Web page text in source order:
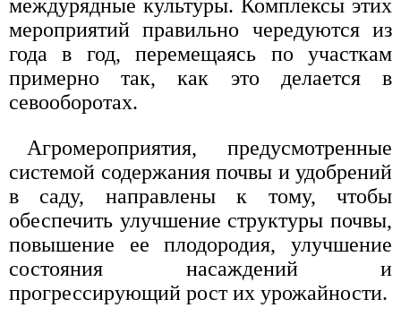
междурядные культуры. Комплексы этих
мероприятий правильно чередуются из
года в год, перемещаясь по участкам
примерно так, как это делается в
севооборотах.
Агромероприятия, предусмотренные
системой содержания почвы и удобрений
в саду, направлены к тому, чтобы
обеспечить улучшение структуры почвы,
повышение ее плодородия, улучшение
состояния насаждений и
прогрессирующий рост их урожайности.